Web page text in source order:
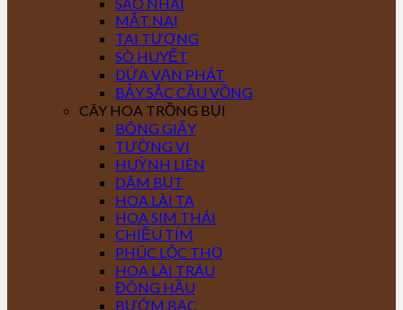
MẮT NAI
TAI TƯỢNG
SÒ HUYẾT
DỨA VẠN PHÁT
BẢY SẮC CẦU VỒNG
CÂY HOA TRỒNG BỤI
BÔNG GIẤY
TƯỜNG VI
HUỲNH LIÊN
DÂM BỤT
HOA LÀI TA
HOA SIM THÁI
CHIỀU TÍM
PHÚC LỘC THỌ
HOA LÀI TRÂU
ĐÔNG HẦU
BƯỚM BẠC